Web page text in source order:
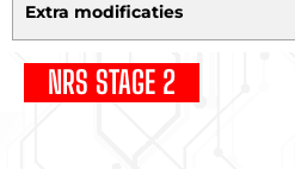
Extra modificaties
NRS STAGE 2